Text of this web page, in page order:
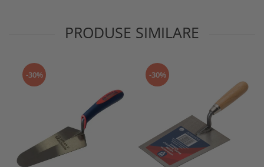
PRODUSE SIMILARE
-30% -30%